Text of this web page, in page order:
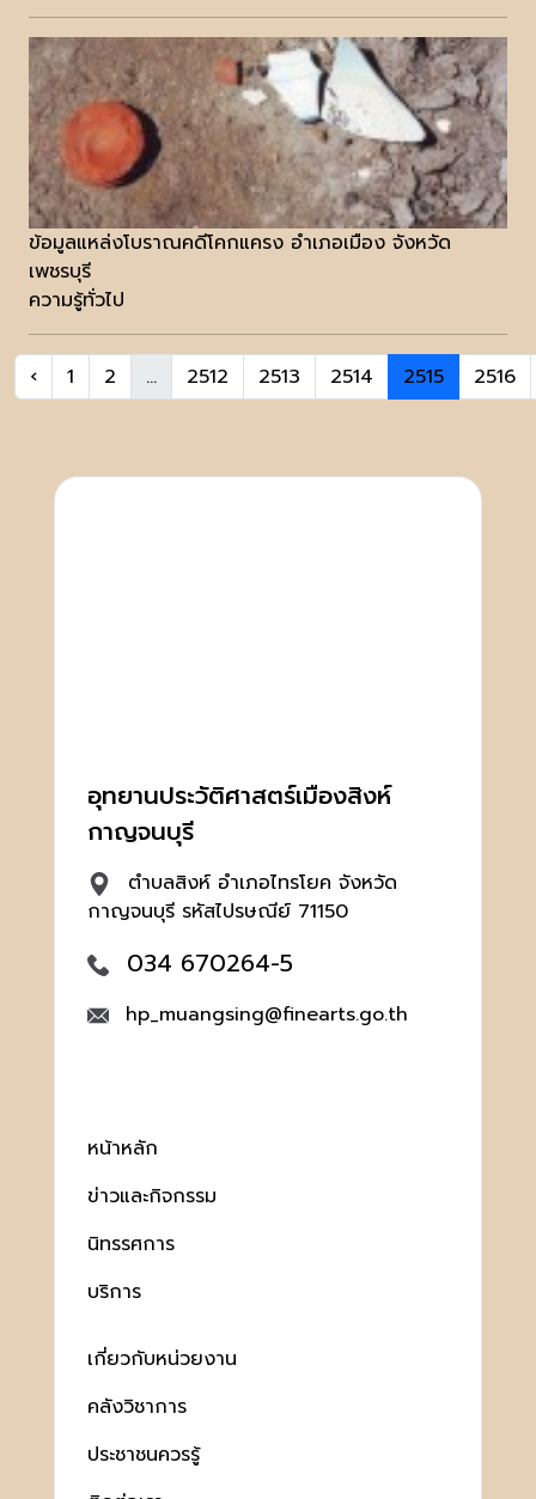
ข้อมูลแหล่งโบราณคดีโคกแครง อำเภอเมือง จังหวัด
เพชรบุรี
ความรู้ทั่วไป
‹ 1 2 ... 2512 2513 2514 2515 2516
อุทยานประวัติศาสตร์เมืองสิงห์
กาญจนบุรี
ตำบลสิงห์ อำเภอไทรโยค จังหวัด
กาญจนบุรี รหัสไปรษณีย์ 71150
034 670264-5
hp_muangsing@finearts.go.th
หน้าหลัก
ข่าวและกิจกรรม
นิทรรศการ
บริการ
เกี่ยวกับหน่วยงาน
คลังวิชาการ
ประชาชนควรรู้